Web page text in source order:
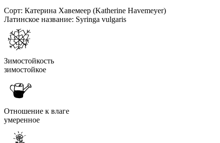
Сорт: Катерина Хавемеер (Katherine Havemeyer)
Латинское название: Syringa vulgaris
Зимостойкость
зимостойкое
Отношение к влаге
умеренное